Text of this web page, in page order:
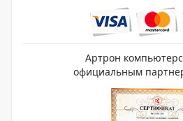
Артрон компьютерс
официальным